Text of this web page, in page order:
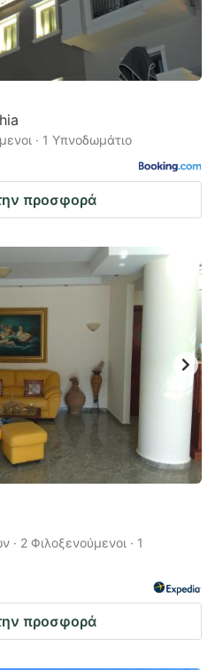
· 1 Υπνοδωμάτιο
προσφορά
· 2 Φιλοξενούμενοι · 1
προσφορά